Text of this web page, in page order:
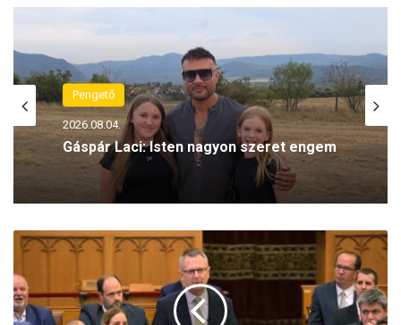
Vélemény
2026.08.04.
Kaszab Zoltán: Egy valódi katasztrófa
napjait éljük
t
v
á